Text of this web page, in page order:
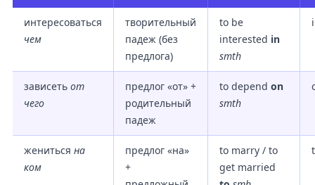
интересоваться
чем
творительный
падеж (без
предлога)
to be
interested in
smth
зависеть от
чего
предлог «от» +
родительный
падеж
to depend on
smth
жениться на
ком
предлог «на»
+
to marry / to
get married